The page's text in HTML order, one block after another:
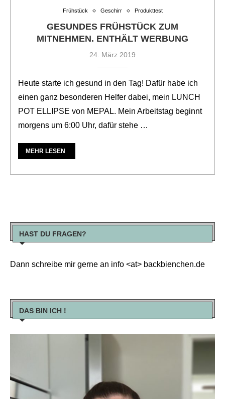
Frühstück Geschirr Produkttest
GESUNDES FRÜHSTÜCK ZUM
MITNEHMEN. ENTHÄLT WERBUNG
24. März 2019
Heute starte ich gesund in den Tag! Dafür habe ich
einen ganz besonderen Helfer dabei, mein LUNCH
POT ELLIPSE von MEPAL. Mein Arbeitstag beginnt
morgens um 6:00 Uhr, dafür stehe …
MEHR LESEN
HAST DU FRAGEN?
Dann schreibe mir gerne an info <at> backbienchen.de
DAS BIN ICH !